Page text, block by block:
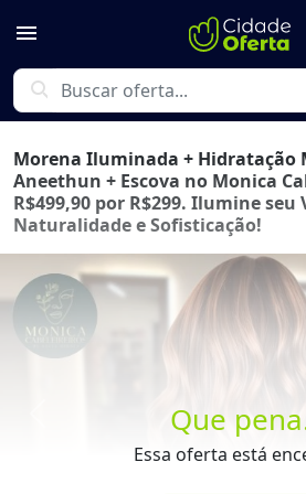
menu
search
Que
Essa oferta está
Morena Iluminada + Hidratação
Aneethun + Escova no Monica
R$499,90 por R$299. Ilumine seu
Naturalidade e Sofisticação!